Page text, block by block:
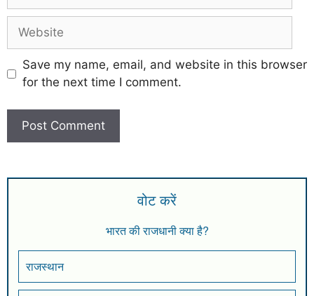
Save my name, email, and website in this browser
for the next time I comment.
वोट करें
भारत की राजधानी क्या है?
राजस्थान